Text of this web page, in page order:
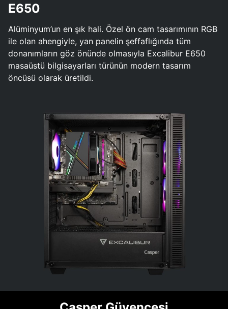
E650
Alüminyum’un en şık hali. Özel ön cam tasarımının RGB
ile olan ahengiyle, yan panelin şeffaflığında tüm
donanımların göz önünde olmasıyla Excalibur E650
masaüstü bilgisayarları türünün modern tasarım
öncüsü olarak üretildi.